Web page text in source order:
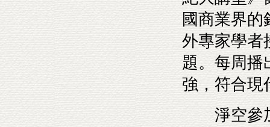
國商業界
外專家學者
題。每周播
強，符合現
淨空參加